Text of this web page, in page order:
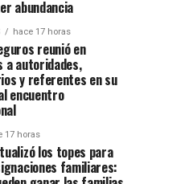
abundancia
hace 17 horas
reunió en
a autoridades,
y referentes en su
encuentro
17 horas
los topes para
familiares: